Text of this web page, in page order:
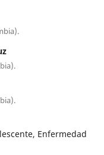
Enfermedad